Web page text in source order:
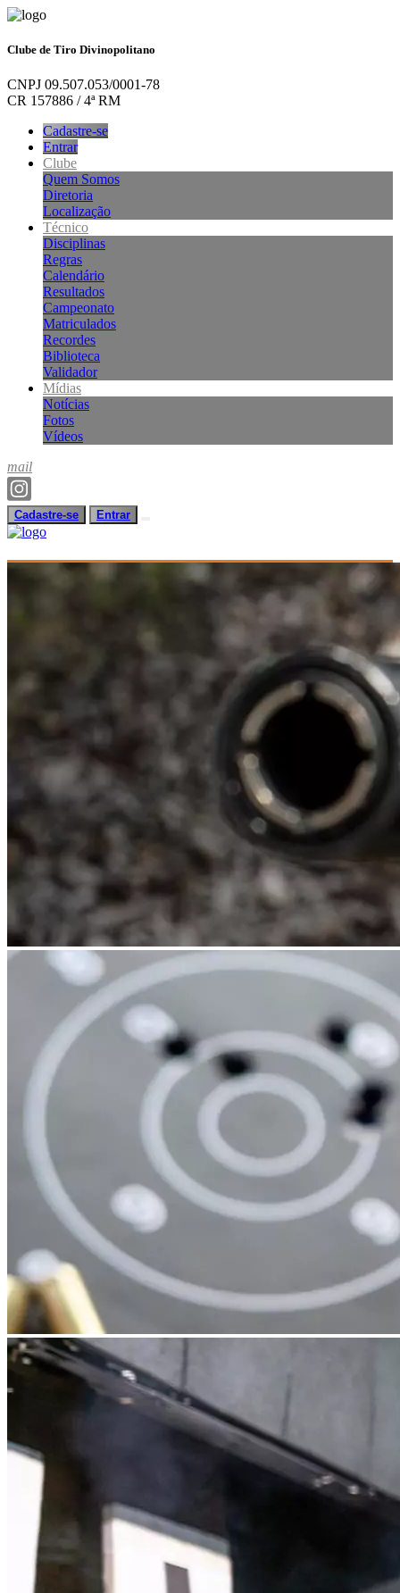
Clube de Tiro Divinopolitano
CNPJ 09.507.053/0001-78
CR 157886 / 4ª RM
Cadastre-se
Entrar
Clube
Quem Somos
Diretoria
Localização
Técnico
Disciplinas
Regras
Calendário
Resultados
Campeonato
Matriculados
Recordes
Biblioteca
Validador
Mídias
Notícias
Fotos
Vídeos
mail
Cadastre-se Entrar